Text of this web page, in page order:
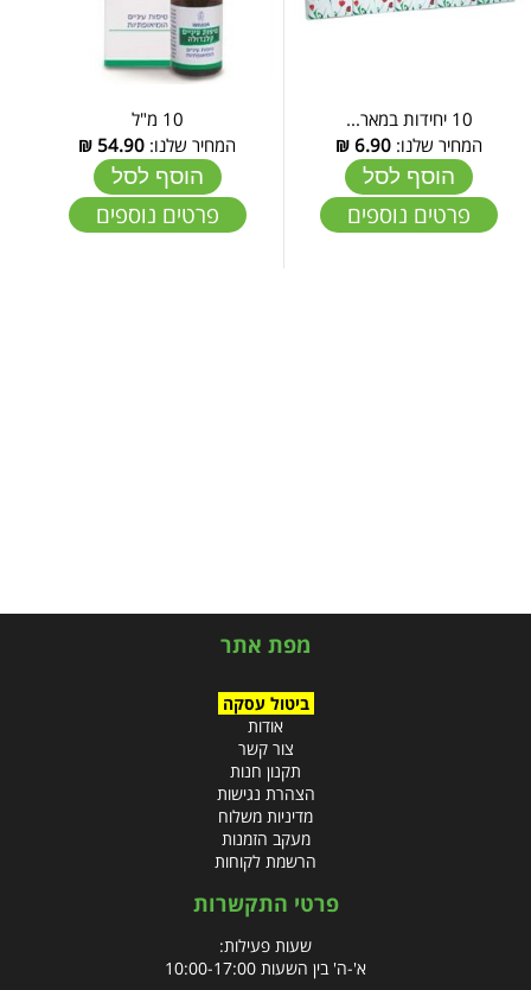
10 יחידות במאר...
המחיר שלנו: 6.90
₪
הוסף לסל
פרטים נוספים
10 מ"ל
המחיר שלנו: 54.90
₪
הוסף לסל
פרטים נוספים
מפת אתר
ביטול עסקה
אודות
צור קשר
תקנון חנות
הצהרת נגישות
מדיניות משלוח
מעקב הזמנות
הרשמת לקוחות
פרטי התקשרות
שעות פעילות:
א'-ה' בין השעות 10:00-17:00